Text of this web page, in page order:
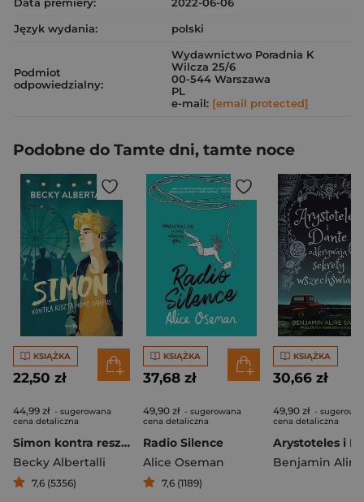
Data premiery:
2022-06-06
Język wydania:
polski
Podmiot
odpowiedzialny:
Wydawnictwo Poradnia K
Wilcza 25/6
00-544 Warszawa
PL
e-mail: [email protected]
Podobne do Tamte dni, tamte noce
KSIĄŻKA
22,50 zł
44,99 zł - sugerowana
cena detaliczna
Simon kontra reszta homo sapiens
Becky Albertalli
7,6 (5356)
KSIĄŻKA
37,68 zł
49,90 zł - sugerowana
cena detaliczna
Radio Silence
Alice Oseman
7,6 (1189)
KSIĄŻKA
30,66 zł
49,90 zł -
cena detaliczna